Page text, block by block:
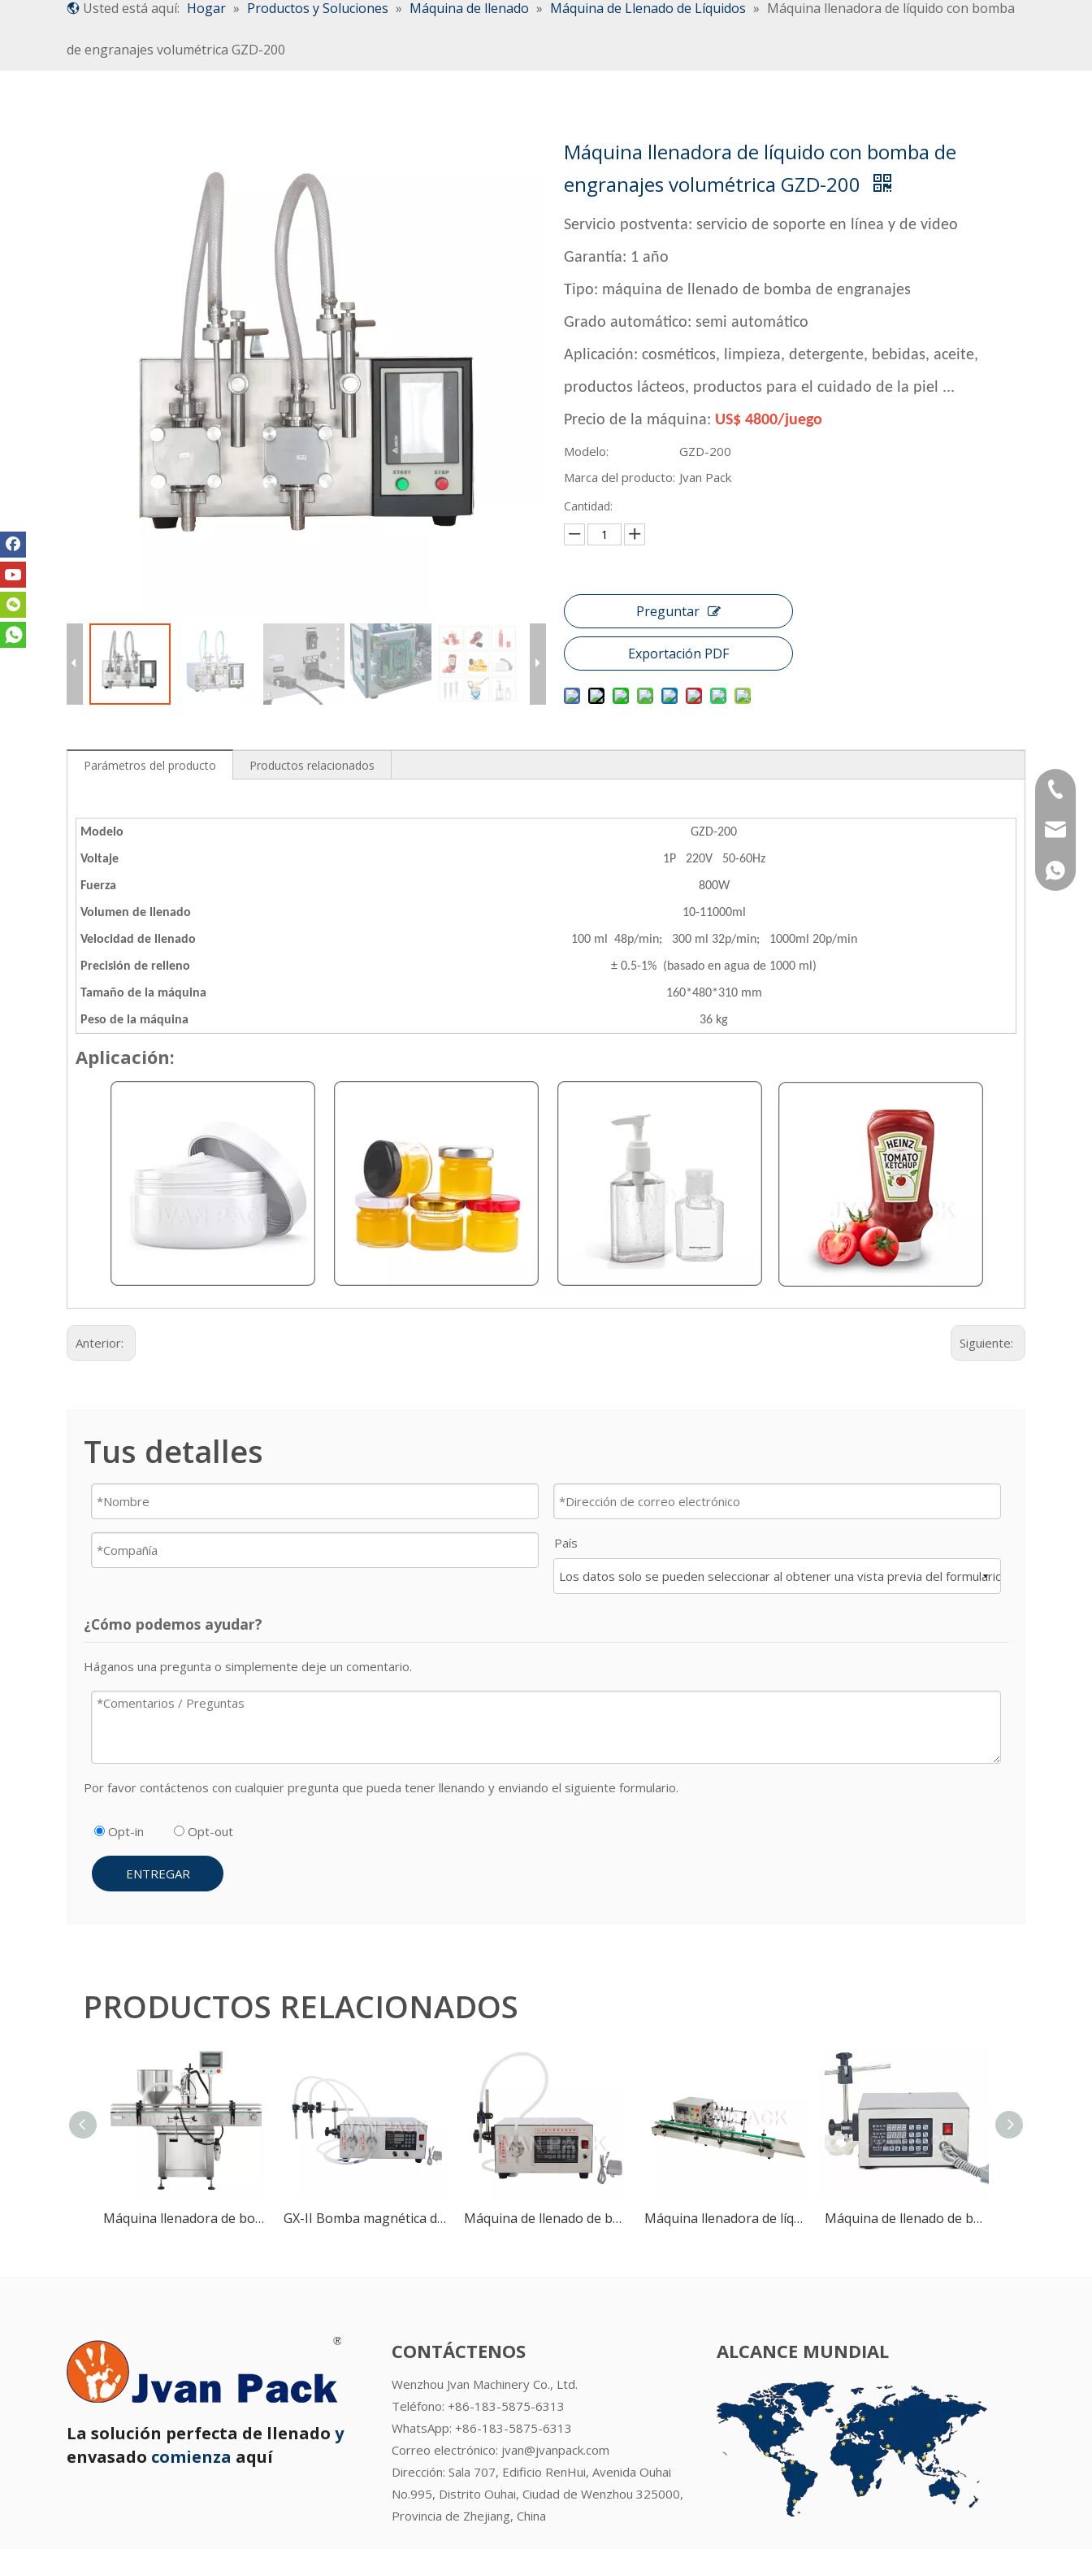
Usted está aquí: Hogar » Productos y Soluciones » Máquina de llenado » Máquina de Llenado de Líquidos » Máquina llenadora de líquido con bomba
de engranajes volumétrica GZD-200
Máquina llenadora de líquido con bomba de
engranajes volumétrica GZD-200
Servicio postventa: servicio de soporte en línea y de video
Garantía: 1 año
Tipo: máquina de llenado de bomba de engranajes
Grado automático: semi automático
Aplicación: cosméticos, limpieza, detergente, bebidas, aceite,
productos lácteos, productos para el cuidado de la piel ...
Precio de la máquina: US$ 4800/juego
Modelo:
GZD-200
Marca del producto: Jvan Pack
Cantidad:
Preguntar
Exportación PDF
Parámetros del producto Productos relacionados
Modelo GZD-200
Voltaje 1P 220V 50-60Hz
Fuerza 800W
Volumen de llenado 10-11000ml
Velocidad de llenado 100 ml 48p/min; 300 ml 32p/min; 1000ml 20p/min
Precisión de relleno ± 0.5-1% (basado en agua de 1000 ml)
Tamaño de la máquina 160*480*310 mm
Peso de la máquina 36 kg
Aplicación:
Anterior: Siguiente:
Tus detalles
País
¿Cómo podemos ayudar?
Háganos una pregunta o simplemente deje un comentario.
Por favor contáctenos con cualquier pregunta que pueda tener llenando y enviando el siguiente formulario.
Opt-in Opt-out
ENTREGAR
PRODUCTOS RELACIONADOS
Máquina llenadora de botellas lineal automática de un solo cabezal, bomba de Rotor, comida líquida, pasta gruesa, mantequilla de maní, ZT-30 GX-II Bomba magnética de doble cabezal Llenadora de líquidos farmacéuticos Control digital Loción cuantitativa Máquina de llenado de botellas de agua y jugo Máquina de llenado de botellas de líquido con bomba magnética digital de un solo cabezal GX-1 Máquina llenadora de líquidos magnética, GX-4, 4 boquillas, Control Digital, loción cuantitativa, jugo, botella de agua Máquina de llenado de botellas de jugo de leche, bebida, agua líquida, Control Digital portátil, GFK-280
La solución perfecta de llenado y
envasado comienza aquí
CONTÁCTENOS
Wenzhou Jvan Machinery Co., Ltd.
Teléfono: +86-183-5875-6313
WhatsApp: +86-183-5875-6313
Correo electrónico: jvan@jvanpack.com
Dirección: Sala 707, Edificio RenHui, Avenida Ouhai
No.995, Distrito Ouhai, Ciudad de Wenzhou 325000,
Provincia de Zhejiang, China
ALCANCE MUNDIAL
+86-
+86-